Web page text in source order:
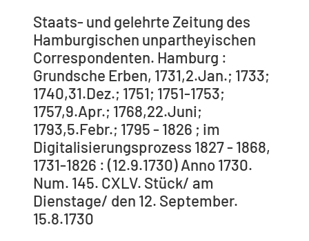
Staats- und gelehrte Zeitung des
Hamburgischen unpartheyischen
Correspondenten. Hamburg :
Grundsche Erben, 1731,2.Jan.; 1733;
1740,31.Dez.; 1751; 1751-1753;
1757,9.Apr.; 1768,22.Juni;
1793,5.Febr.; 1795 - 1826 ; im
Digitalisierungsprozess 1827 - 1868,
1731-1826 : (12.9.1730) Anno 1730.
Num. 145. CXLV. Stück/ am
Dienstage/ den 12. September.
15.8.1730